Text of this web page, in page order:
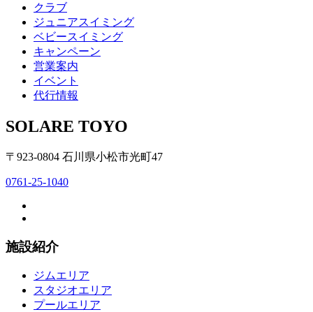
クラブ
ジュニアスイミング
ベビースイミング
キャンペーン
営業案内
イベント
代行情報
SOLARE TOYO
〒923-0804 石川県小松市光町47
0761-25-1040
施設紹介
ジムエリア
スタジオエリア
プールエリア